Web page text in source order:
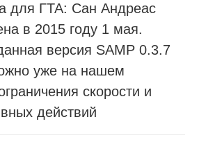
для ГТА: Сан Андреас
в 2015 году 1 мая.
версия SAMP 0.3.7
уже на нашем
скорости и
действий